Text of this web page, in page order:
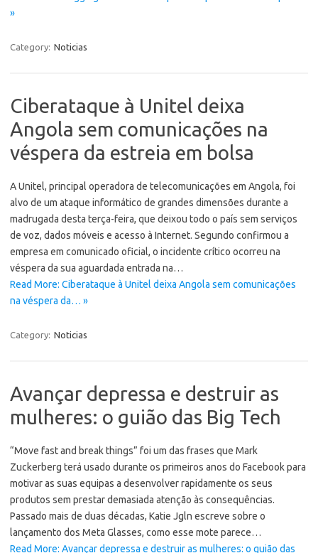
»
Category: Noticias
Ciberataque à Unitel deixa
Angola sem comunicações na
véspera da estreia em bolsa
A Unitel, principal operadora de telecomunicações em Angola, foi
alvo de um ataque informático de grandes dimensões durante a
madrugada desta terça-feira, que deixou todo o país sem serviços
de voz, dados móveis e acesso à Internet. Segundo confirmou a
empresa em comunicado oficial, o incidente crítico ocorreu na
véspera da sua aguardada entrada na…
Read More: Ciberataque à Unitel deixa Angola sem comunicações
na véspera da… »
Category: Noticias
Avançar depressa e destruir as
mulheres: o guião das Big Tech
“Move fast and break things” foi um das frases que Mark
Zuckerberg terá usado durante os primeiros anos do Facebook para
motivar as suas equipas a desenvolver rapidamente os seus
produtos sem prestar demasiada atenção às consequências.
Passado mais de duas décadas, Katie Jgln escreve sobre o
lançamento dos Meta Glasses, como esse mote parece…
Read More: Avançar depressa e destruir as mulheres: o guião das